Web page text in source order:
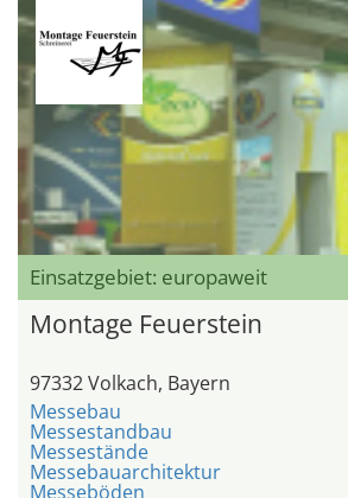
Einsatzgebiet: europaweit
Montage Feuerstein
97332 Volkach, Bayern
Messebau
Messestandbau
Messestände
Messebauarchitektur
Messeböden